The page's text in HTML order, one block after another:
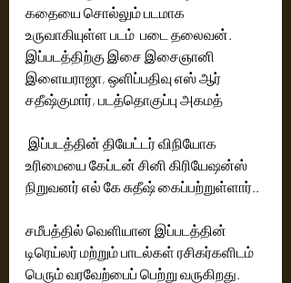
கதையை சொல்லும் படமாக
உருவாகியுள்ள படம்  படை தலைவன்.
இப்படத்திற்கு இசை இசைஞானி
இளையராஜா, ஒளிப்பதிவு எஸ் ஆர்
சதீஷ்குமார், படத்தொகுப்பு அகமத்
உரிமையை கேப்டன் சினி கிரியேஷன்ஸ்
நிறுவனர் எல் கே சுதீஷ் கைப்பற்றுள்ளார்..
சமீபத்தில் வெளியான இப்படத்தின்
டிரெய்லர் மற்றும் பாடல்கள் ரசிகர்களிடம்
பெரும் வரவேற்பைப் பெற்று வருகிறது.